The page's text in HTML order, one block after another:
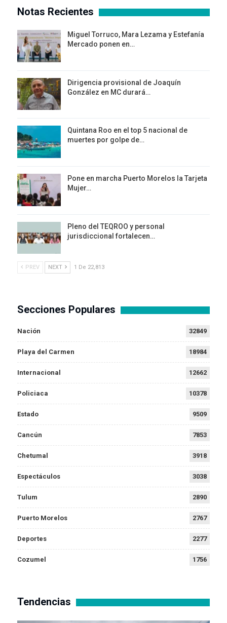
Notas Recientes
Miguel Torruco, Mara Lezama y Estefanía
Mercado ponen en…
Dirigencia provisional de Joaquín
González en MC durará…
Quintana Roo en el top 5 nacional de
muertes por golpe de…
Pone en marcha Puerto Morelos la Tarjeta
Mujer…
Pleno del TEQROO y personal
jurisdiccional fortalecen…
PREV NEXT 1 De 22,813
Secciones Populares
Nación 32849
Playa del Carmen 18984
Internacional 12662
Policiaca 10378
Estado 9509
Cancún 7853
Chetumal 3918
Espectáculos 3038
Tulum 2890
Puerto Morelos 2767
Deportes 2277
Cozumel 1756
Tendencias